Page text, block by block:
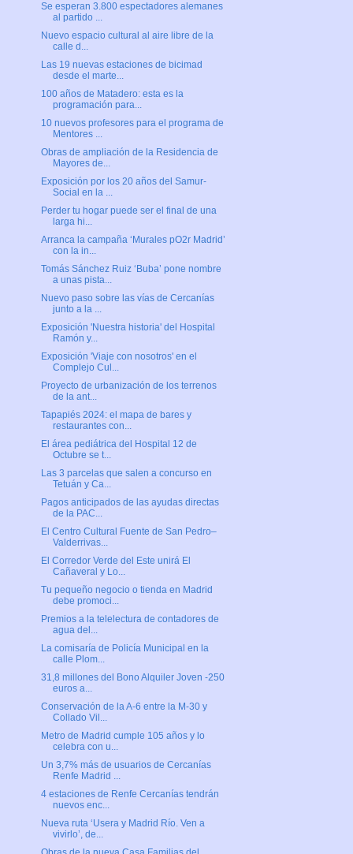
Se esperan 3.800 espectadores alemanes
al partido ...
Nuevo espacio cultural al aire libre de la
calle d...
Las 19 nuevas estaciones de bicimad
desde el marte...
100 años de Matadero: esta es la
programación para...
10 nuevos profesores para el programa de
Mentores ...
Obras de ampliación de la Residencia de
Mayores de...
Exposición por los 20 años del Samur-
Social en la ...
Perder tu hogar puede ser el final de una
larga hi...
Arranca la campaña ‘Murales pO2r Madrid’
con la in...
Tomás Sánchez Ruiz ‘Buba’ pone nombre
a unas pista...
Nuevo paso sobre las vías de Cercanías
junto a la ...
Exposición 'Nuestra historia' del Hospital
Ramón y...
Exposición 'Viaje con nosotros' en el
Complejo Cul...
Proyecto de urbanización de los terrenos
de la ant...
Tapapiés 2024: el mapa de bares y
restaurantes con...
El área pediátrica del Hospital 12 de
Octubre se t...
Las 3 parcelas que salen a concurso en
Tetuán y Ca...
Pagos anticipados de las ayudas directas
de la PAC...
El Centro Cultural Fuente de San Pedro–
Valderrivas...
El Corredor Verde del Este unirá El
Cañaveral y Lo...
Tu pequeño negocio o tienda en Madrid
debe promoci...
Premios a la telelectura de contadores de
agua del...
La comisaría de Policía Municipal en la
calle Plom...
31,8 millones del Bono Alquiler Joven -250
euros a...
Conservación de la A-6 entre la M-30 y
Collado Vil...
Metro de Madrid cumple 105 años y lo
celebra con u...
Un 3,7% más de usuarios de Cercanías
Renfe Madrid ...
4 estaciones de Renfe Cercanías tendrán
nuevos enc...
Nueva ruta ‘Usera y Madrid Río. Ven a
vivirlo’, de...